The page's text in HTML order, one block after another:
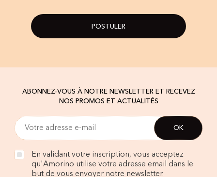
POSTULER
ABONNEZ-VOUS À NOTRE NEWSLETTER ET RECEVEZ
NOS PROMOS ET ACTUALITÉS
En validant votre inscription, vous acceptez
qu'Amorino utilise votre adresse email dans le
but de vous envoyer notre newsletter.